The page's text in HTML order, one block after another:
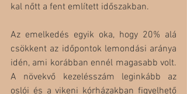
kal nőtt a fent említett időszakban.
Az emelkedés egyik oka, hogy 20% alá
csökkent az időpontok lemondási aránya
idén, ami korábban ennél magasabb volt.
A növekvő kezelésszám leginkább az
oslói és a vikeni kórházakban figyelhető